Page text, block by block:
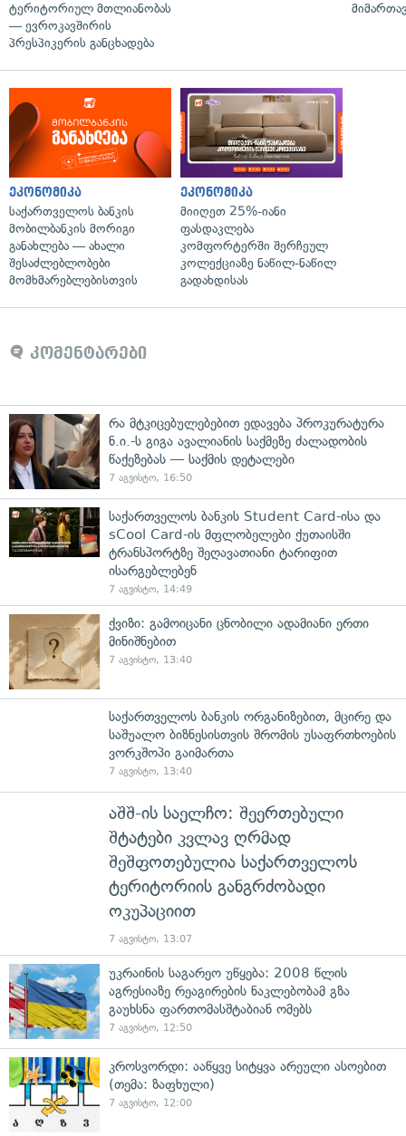
ტერიტორიულ მთლიანობას
— ევროკავშირის
პრესპიკერის განცხადება
ეკონომიკა
საქართველოს ბანკის
მობილბანკის მორიგი
განახლება — ახალი
შესაძლებლობები
მომხმარებლებისთვის
ეკონომიკა
მიიღეთ 25%-იანი
ფასდაკლება
კომფორტერში შერჩეულ
კოლექციაზე ნაწილ-ნაწილ
გადახდისას
კომენტარები
რა მტკიცებულებებით ედავება პროკურატურა
ნ.ი.-ს გიგა ავალიანის საქმეზე ძალადობის
წაქეზებას — საქმის დეტალები
7 აგვისტო, 16:50
საქართველოს ბანკის Student Card-ისა და
sCool Card-ის მფლობელები ქუთაისში
ტრანსპორტზე შეღავათიანი ტარიფით
ისარგებლებენ
7 აგვისტო, 14:49
ქვიზი: გამოიცანი ცნობილი ადამიანი ერთი
მინიშნებით
7 აგვისტო, 13:40
საქართველოს ბანკის ორგანიზებით, მცირე და
საშუალო ბიზნესისთვის შრომის უსაფრთხოების
ვორკშოპი გაიმართა
7 აგვისტო, 13:40
აშშ-ის საელჩო: შეერთებული
შტატები კვლავ ღრმად
შეშფოთებულია საქართველოს
ტერიტორიის განგრძობადი
ოკუპაციით
7 აგვისტო, 13:07
უკრაინის საგარეო უწყება: 2008 წლის
აგრესიაზე რეაგირების ნაკლებობამ გზა
გაუხსნა ფართომასშტაბიან ომებს
7 აგვისტო, 12:50
კროსვორდი: ააწყვე სიტყვა არეული ასოებით
(თემა: ზაფხული)
7 აგვისტო, 12:00